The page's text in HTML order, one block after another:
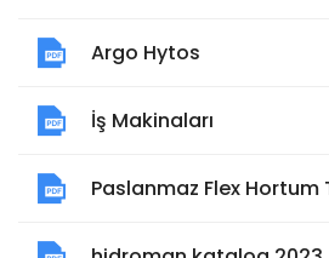
Argo Hytos
İş Makinaları
Paslanmaz Flex Hortum